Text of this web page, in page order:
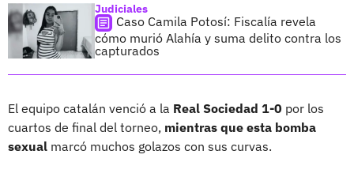
Judiciales
Caso Camila Potosí: Fiscalía revela
cómo murió Alahía y suma delito contra los
capturados
El equipo catalán venció a la Real Sociedad 1-0 por los
cuartos de final del torneo, mientras que esta bomba
sexual marcó muchos golazos con sus curvas.